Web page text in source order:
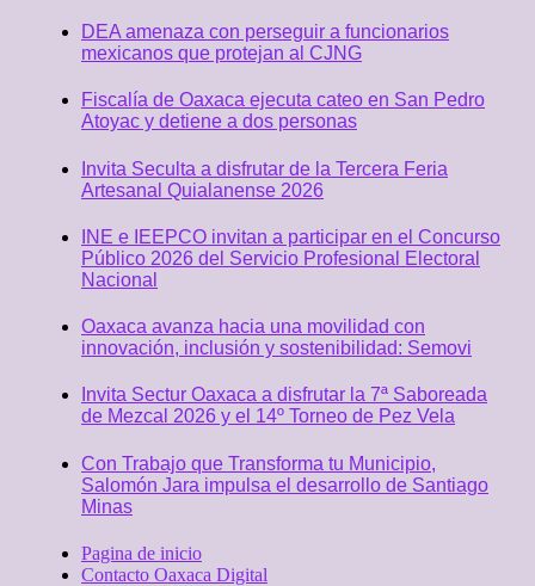
DEA amenaza con perseguir a funcionarios
mexicanos que protejan al CJNG
Fiscalía de Oaxaca ejecuta cateo en San Pedro
Atoyac y detiene a dos personas
Invita Seculta a disfrutar de la Tercera Feria
Artesanal Quialanense 2026
INE e IEEPCO invitan a participar en el Concurso
Público 2026 del Servicio Profesional Electoral
Nacional
Oaxaca avanza hacia una movilidad con
innovación, inclusión y sostenibilidad: Semovi
Invita Sectur Oaxaca a disfrutar la 7ª Saboreada
de Mezcal 2026 y el 14º Torneo de Pez Vela
Con Trabajo que Transforma tu Municipio,
Salomón Jara impulsa el desarrollo de Santiago
Minas
Pagina de inicio
Contacto Oaxaca Digital